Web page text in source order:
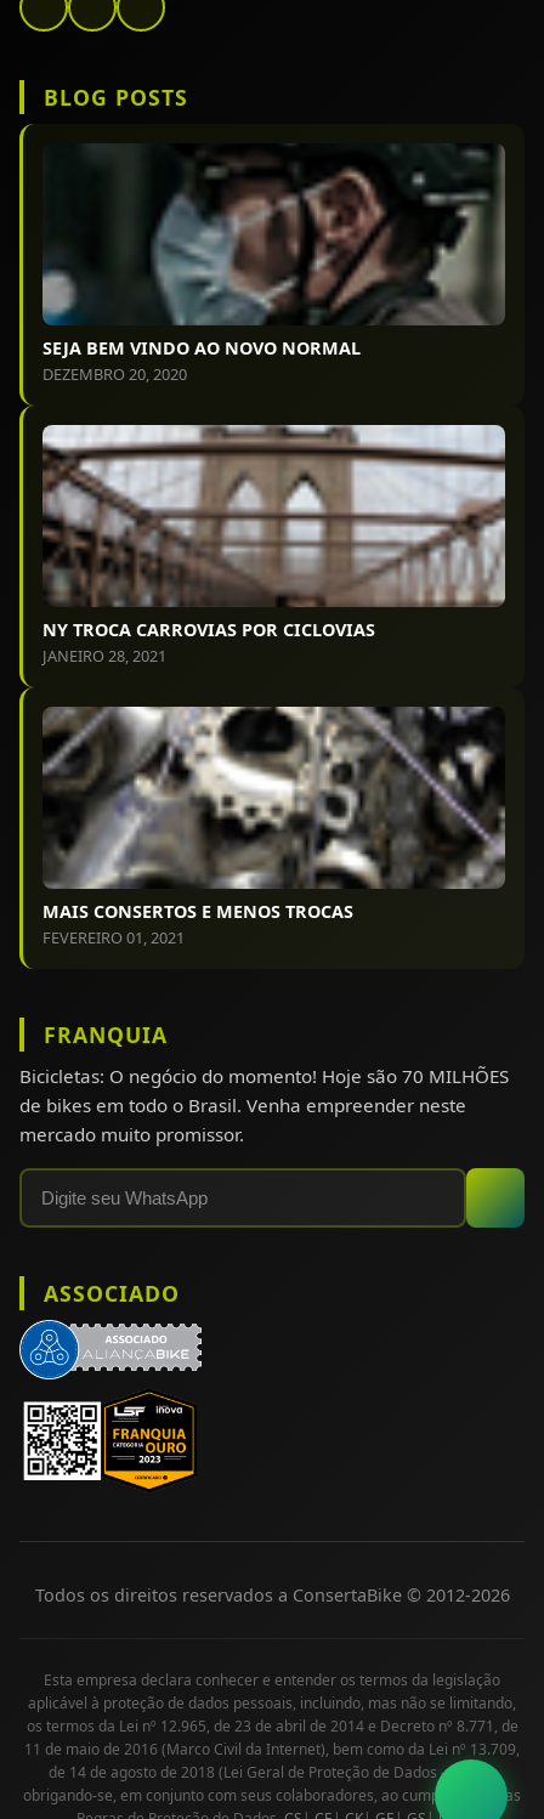
BLOG POSTS
SEJA BEM VINDO AO NOVO NORMAL
DEZEMBRO 20, 2020
NY TROCA CARROVIAS POR CICLOVIAS
JANEIRO 28, 2021
MAIS CONSERTOS E MENOS TROCAS
FEVEREIRO 01, 2021
FRANQUIA
Bicicletas: O negócio do momento! Hoje são 70 MILHÕES
de bikes em todo o Brasil. Venha empreender neste
mercado muito promissor.
ASSOCIADO
Todos os direitos reservados a ConsertaBike © 2012-2026
Esta empresa declara conhecer e entender os termos da legislação
aplicável à proteção de dados pessoais, incluindo, mas não se limitando,
os termos da Lei nº 12.965, de 23 de abril de 2014 e Decreto nº 8.771, de
11 de maio de 2016 (Marco Civil da Internet), bem como da Lei nº 13.709,
de 14 de agosto de 2018 (Lei Geral de Proteção de Dados - LGPD),
obrigando-se, em conjunto com seus colaboradores, ao cumprimento das